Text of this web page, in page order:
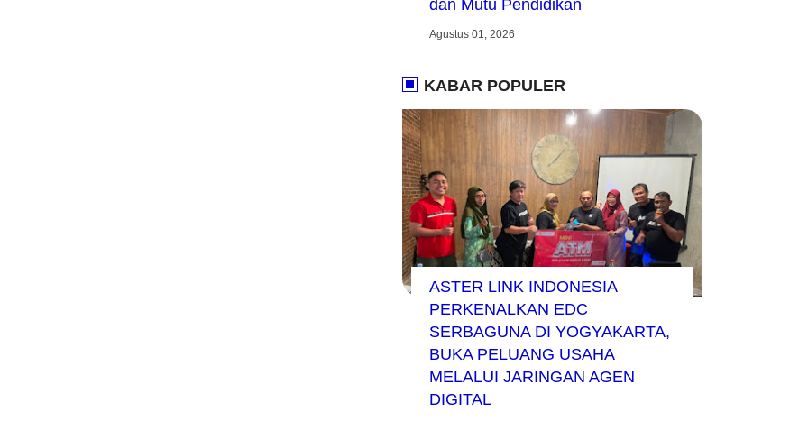
dan Mutu Pendidikan
Agustus 01, 2026
KABAR POPULER
ASTER LINK INDONESIA
PERKENALKAN EDC
SERBAGUNA DI YOGYAKARTA,
BUKA PELUANG USAHA
MELALUI JARINGAN AGEN
DIGITAL